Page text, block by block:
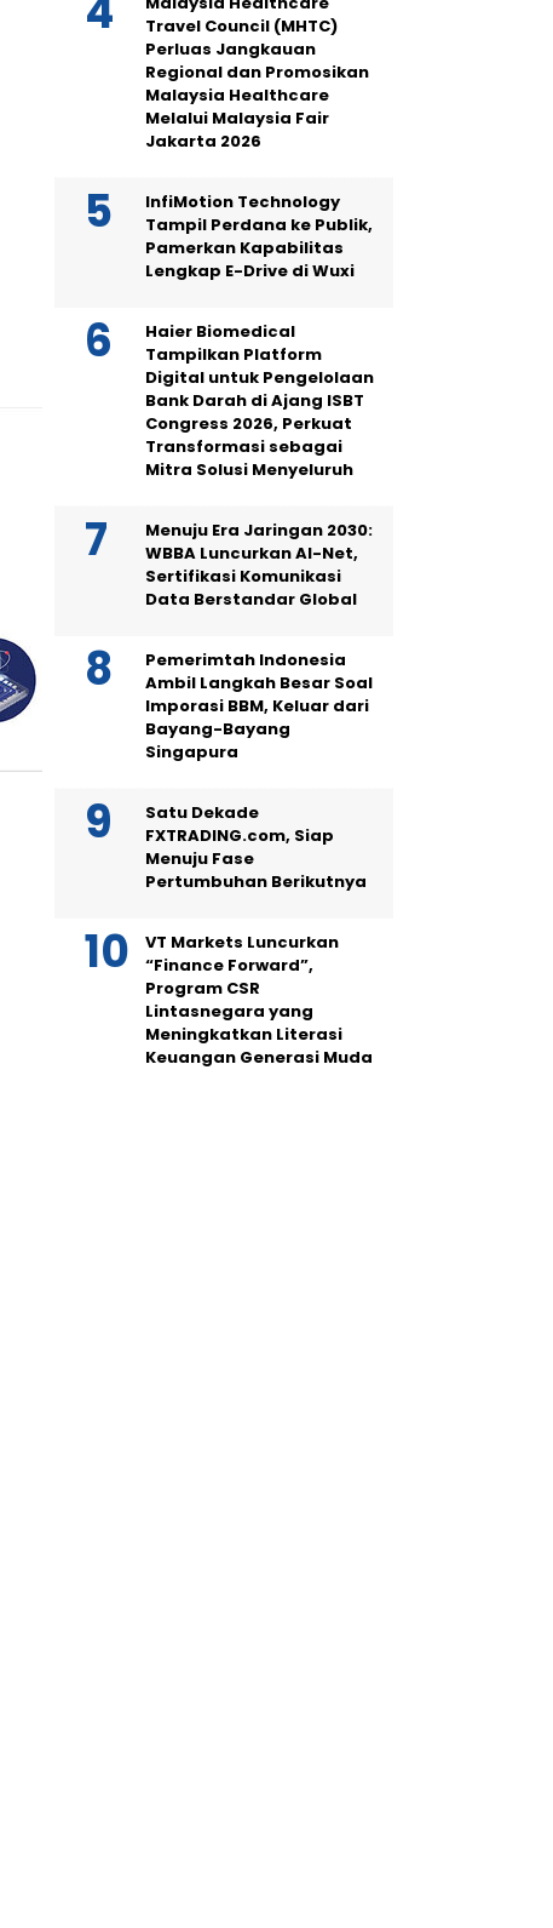
Travel Council (MHTC)
Perluas Jangkauan
Regional dan Promosikan
Malaysia Healthcare
Melalui Malaysia Fair
Jakarta 2026
InfiMotion Technology
Tampil Perdana ke Publik,
Pamerkan Kapabilitas
Lengkap E-Drive di Wuxi
Haier Biomedical
Tampilkan Platform
Digital untuk Pengelolaan
Bank Darah di Ajang ISBT
Congress 2026, Perkuat
Transformasi sebagai
Mitra Solusi Menyeluruh
Menuju Era Jaringan 2030:
WBBA Luncurkan AI-Net,
Sertifikasi Komunikasi
Data Berstandar Global
Pemerimtah Indonesia
Ambil Langkah Besar Soal
Imporasi BBM, Keluar dari
Bayang-Bayang
Singapura
Satu Dekade
FXTRADING.com, Siap
Menuju Fase
Pertumbuhan Berikutnya
VT Markets Luncurkan
“Finance Forward”,
Program CSR
Lintasnegara yang
Meningkatkan Literasi
Keuangan Generasi Muda